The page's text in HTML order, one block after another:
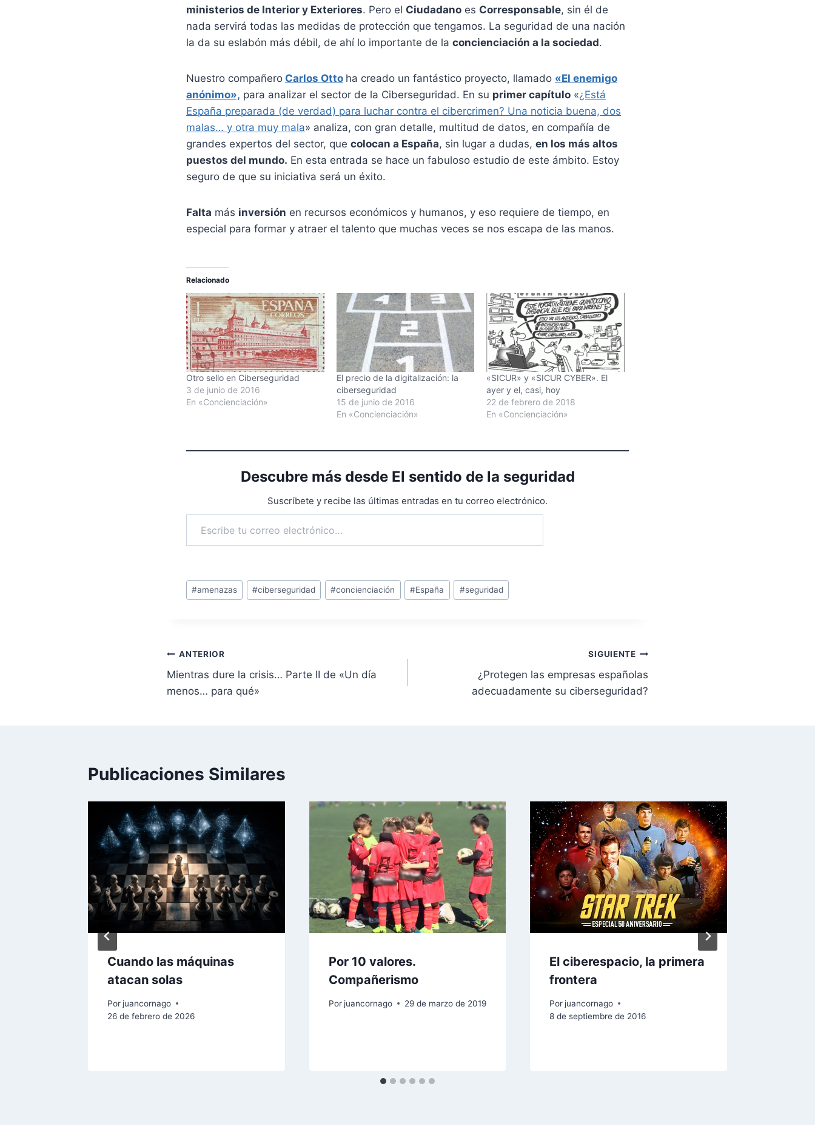
ministerios de Interior y Exteriores. Pero el Ciudadano es Corresponsable, sin él de
nada servirá todas las medidas de protección que tengamos. La seguridad de una nación
la da su eslabón más débil, de ahí lo importante de la concienciación a la sociedad.
Nuestro compañero Carlos Otto ha creado un fantástico proyecto, llamado «El enemigo
anónimo», para analizar el sector de la Ciberseguridad. En su primer capítulo «¿Está
España preparada (de verdad) para luchar contra el cibercrimen? Una noticia buena, dos
malas… y otra muy mala» analiza, con gran detalle, multitud de datos, en compañía de
grandes expertos del sector, que colocan a España, sin lugar a dudas, en los más altos
puestos del mundo. En esta entrada se hace un fabuloso estudio de este ámbito. Estoy
seguro de que su iniciativa será un éxito.
Falta más inversión en recursos económicos y humanos, y eso requiere de tiempo, en
especial para formar y atraer el talento que muchas veces se nos escapa de las manos.
Relacionado
Otro sello en Ciberseguridad
3 de junio de 2016
En «Concienciación»
El precio de la digitalización: la
ciberseguridad
15 de junio de 2016
En «Concienciación»
«SICUR» y «SICUR CYBER». El
ayer y el, casi, hoy
22 de febrero de 2018
En «Concienciación»
Descubre más desde El sentido de la seguridad
Suscríbete y recibe las últimas entradas en tu correo electrónico.
Escribe tu correo electrónico…
Etiquetas
de
#amenazas #ciberseguridad #concienciación #España #seguridad
Navegación
de
ANTERIOR
Mientras dure la crisis… Parte II de «Un día
menos… para qué»
SIGUIENTE
¿Protegen las empresas españolas
adecuadamente su ciberseguridad?
Publicaciones Similares
Cuando las máquinas
atacan solas
Por juancornago
26 de febrero de 2026
Por 10 valores.
Compañerismo
Por juancornago 29 de marzo de 2019
El ciberespacio, la primera
frontera
Por juancornago
8 de septiembre de 2016